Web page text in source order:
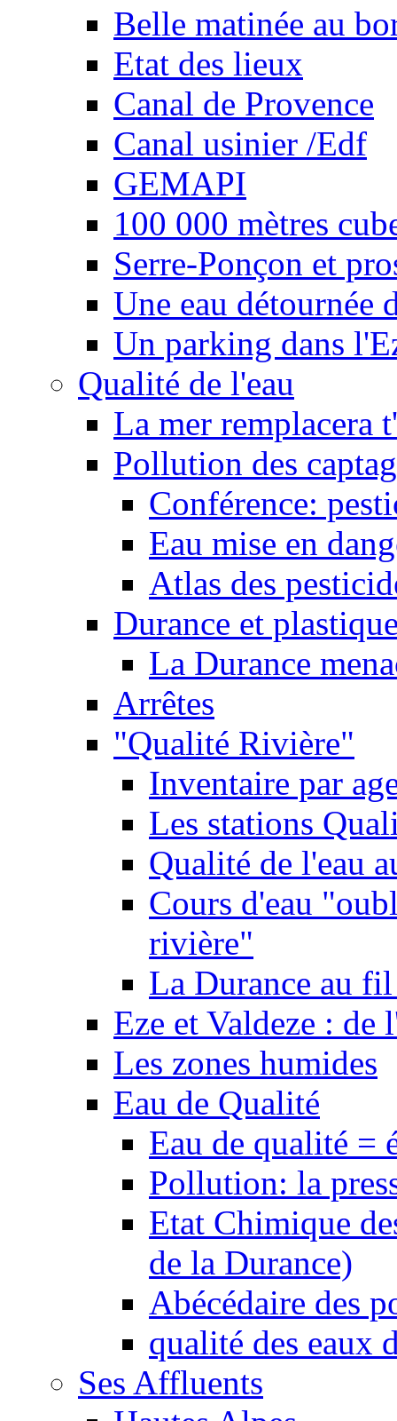
Belle matinée au
Etat des lieux
Canal de Provence
Canal usinier /Edf
GEMAPI
100 000 mètres
Serre-Ponçon et
Une eau détournée
Un parking dans
Qualité de l'eau
La mer remplacera
Pollution des
Conférence:
Eau mise en
Atlas des
Durance et
La Durance
Arrêtes
"Qualité Rivière"
Inventaire par
Les stations
Qualité de l'eau
Cours d'eau
rivière"
La Durance au
Eze et Valdeze : de
Les zones humides
Eau de Qualité
Eau de qualité =
Pollution: la
Etat Chimique
de la Durance)
Abécédaire des
qualité des eaux
Ses Affluents